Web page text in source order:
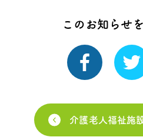
このお知らせ
介護老人福祉施